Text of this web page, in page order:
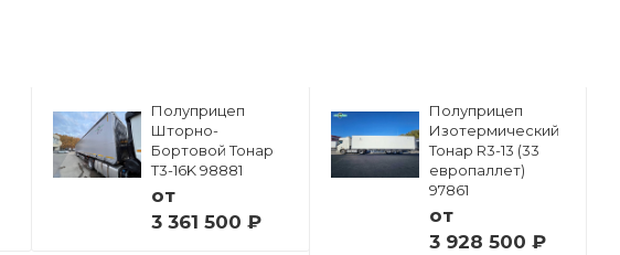
Полуприцеп
Шторно-
Бортовой Тонар
Т3-16K 98881
от
3 361 500 ₽
Полуприцеп
Изотермический
Тонар R3-13 (33
европаллет)
97861
от
3 928 500 ₽